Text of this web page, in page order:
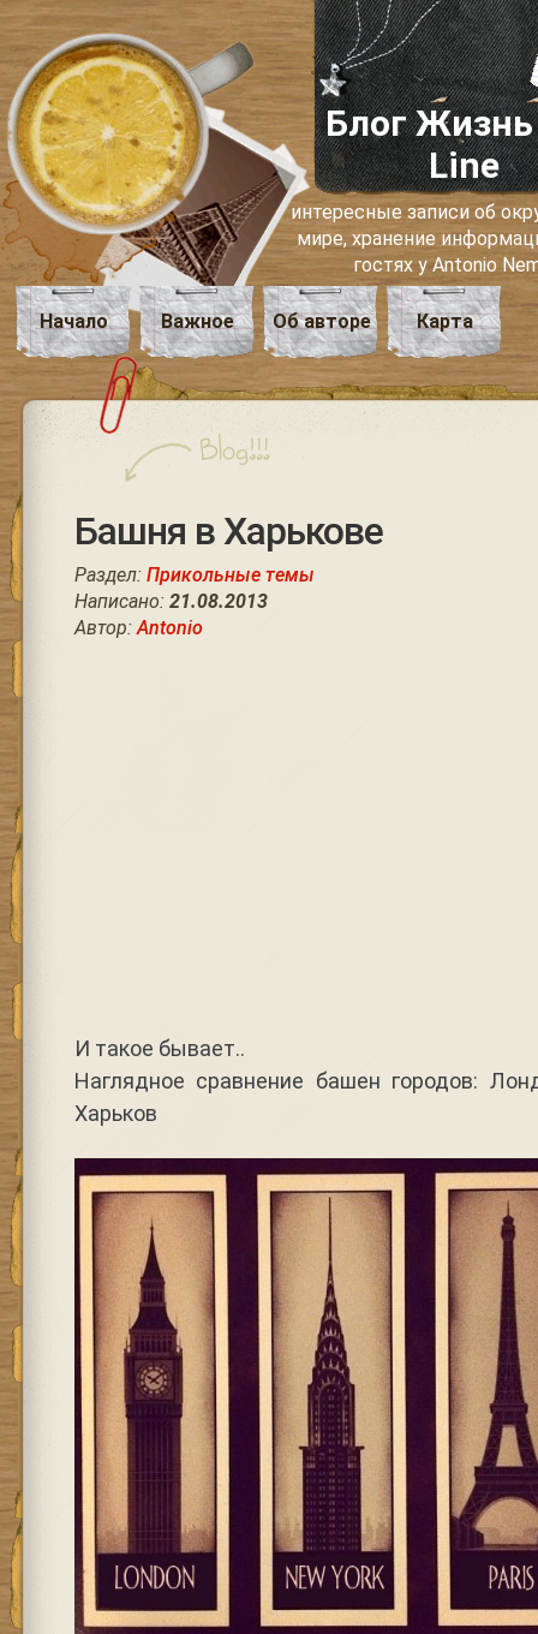
Блог Жизнь
Line
интересные записи об
мире, хранение
гостях у Antonio
Начало Важное Об авторе Карта
Башня в Харькове
Раздел: Прикольные темы
Написано: 21.08.2013
Автор:Antonio
И такое бывает..
Наглядное сравнение башен городов:
Харьков